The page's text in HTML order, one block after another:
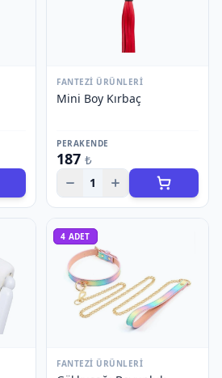
FANTEZI ÜRÜNLERI
Mini Boy Kırbaç
PERAKENDE
187 ₺
1
4 ADET
FANTEZI ÜRÜNLERI